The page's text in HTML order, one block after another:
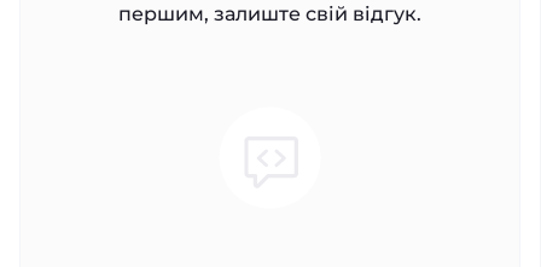
першим, залиште свій відгук.